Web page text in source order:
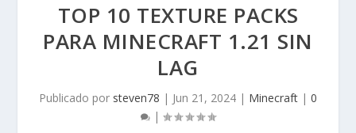
TOP 10 TEXTURE PACKS
PARA MINECRAFT 1.21 SIN
LAG
Publicado por steven78 | Jun 21, 2024 | Minecraft | 0
|